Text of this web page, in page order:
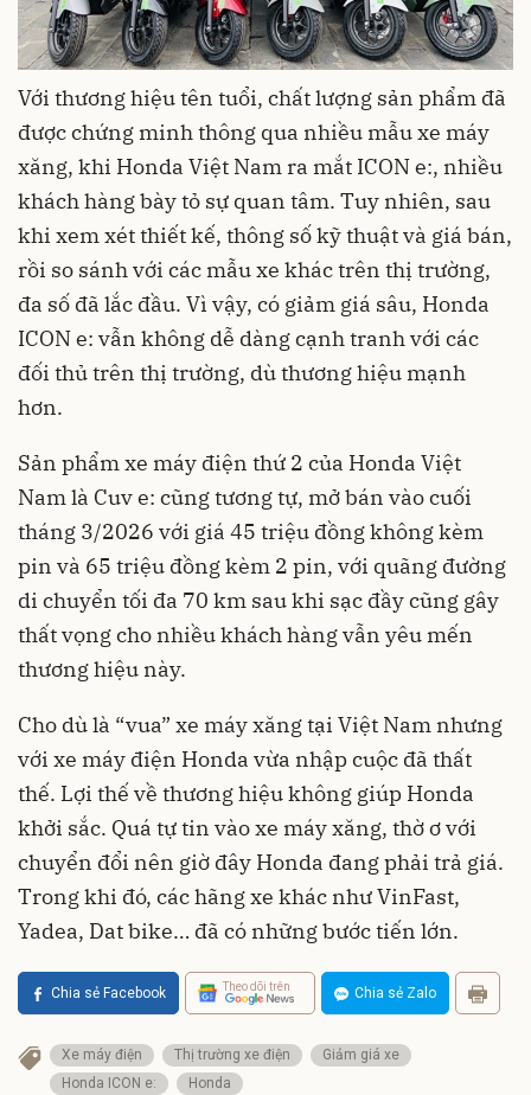
Với thương hiệu tên tuổi, chất lượng sản phẩm đã
được chứng minh thông qua nhiều mẫu xe máy
xăng, khi Honda Việt Nam ra mắt ICON e:, nhiều
khách hàng bày tỏ sự quan tâm. Tuy nhiên, sau
khi xem xét thiết kế, thông số kỹ thuật và giá bán,
rồi so sánh với các mẫu xe khác trên thị trường,
đa số đã lắc đầu. Vì vậy, có giảm giá sâu, Honda
ICON e: vẫn không dễ dàng cạnh tranh với các
đối thủ trên thị trường, dù thương hiệu mạnh
hơn.
Sản phẩm xe máy điện thứ 2 của Honda Việt
Nam là Cuv e: cũng tương tự, mở bán vào cuối
tháng 3/2026 với giá 45 triệu đồng không kèm
pin và 65 triệu đồng kèm 2 pin, với quãng đường
di chuyển tối đa 70 km sau khi sạc đầy cũng gây
thất vọng cho nhiều khách hàng vẫn yêu mến
thương hiệu này.
Cho dù là “vua” xe máy xăng tại Việt Nam nhưng
với xe máy điện Honda vừa nhập cuộc đã thất
thế. Lợi thế về thương hiệu không giúp Honda
khởi sắc. Quá tự tin vào xe máy xăng, thờ ơ với
chuyển đổi nên giờ đây Honda đang phải trả giá.
Trong khi đó, các hãng xe khác như VinFast,
Yadea, Dat bike… đã có những bước tiến lớn.
Chia sẻ Facebook Theo dõi trên Chia sẻ Zalo
Xe máy điện Thị trường xe điện
Giảm giá xe
Honda ICON e:
Honda